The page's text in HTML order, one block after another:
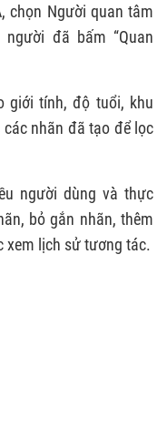
chọn Người quan tâm
đã bấm “Quan
giới tính, độ tuổi, khu
nhãn đã tạo để lọc
người dùng và thực
bỏ gắn nhãn, thêm
xem lịch sử tương tác.